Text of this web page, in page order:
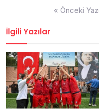
« Önceki Yazı
İlgili Yazılar